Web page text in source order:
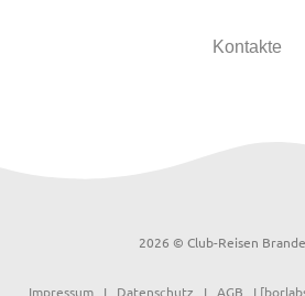
Kontakte
2026 © Club-Reisen
ImpressumI Datenschutz I AGB I